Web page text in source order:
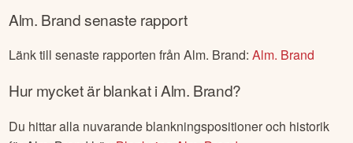
Alm. Brandsenaste rapport
Länk till senaste rapporten frånAlm. Brand:Alm. Brand
Hur mycket är blankat iAlm. Brand?
Du hittar alla nuvarande blankningspositioner och historik